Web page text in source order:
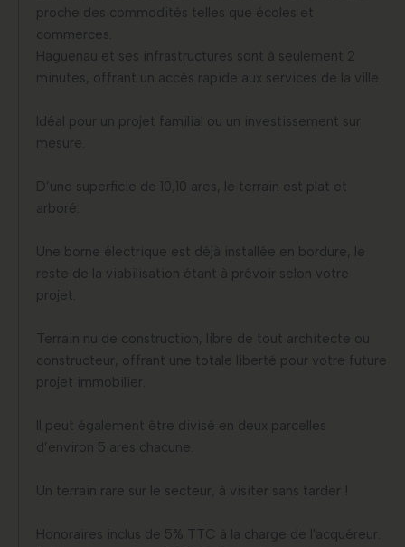
proche des commodités telles que écoles et
commerces.
Haguenau et ses infrastructures sont à seulement 2
minutes, offrant un accès rapide aux services de la ville.
Idéal pour un projet familial ou un investissement sur
mesure.
D’une superficie de 10,10 ares, le terrain est plat et
arboré.
Une borne électrique est déjà installée en bordure, le
reste de la viabilisation étant à prévoir selon votre
projet.
Terrain nu de construction, libre de tout architecte ou
constructeur, offrant une totale liberté pour votre future
projet immobilier.
Il peut également être divisé en deux parcelles
d’environ 5 ares chacune.
Un terrain rare sur le secteur, à visiter sans tarder !
Honoraires inclus de 5% TTC à la charge de l'acquéreur.